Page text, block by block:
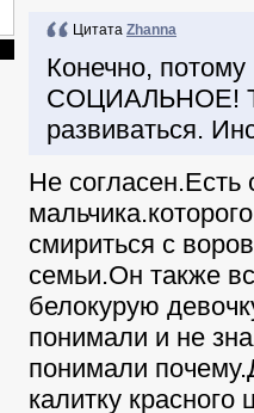
Цитата Zhanna
Конечно,
СОЦИАЛЬНОЕ!
развиваться.
Не
смириться с
семьи.Он также
белокурую
понимали и не
понимали
калитку красного